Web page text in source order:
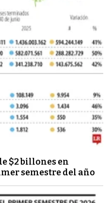
$2 billones en
semestre del año